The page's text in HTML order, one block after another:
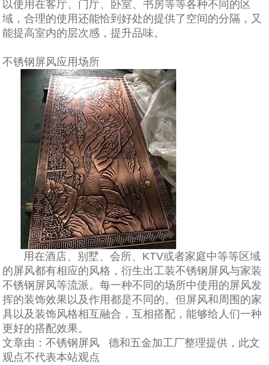
以使用在客厅、门厅、卧室、书房等等各种不同的区
域，合理的使用还能恰到好处的提供了空间的分隔，又
能提高室内的层次感，提升品味。
不锈钢屏风应用场所
用在酒店、别墅、会所、KTV或者家庭中等等区域
的屏风都有相应的风格，衍生出工装不锈钢屏风与家装
不锈钢屏风等流派。每一种不同的场所中使用的屏风发
挥的装饰效果以及作用都是不同的。但屏风和周围的家
具以及装饰风格相互融合，互相搭配，能够给人们一种
更好的搭配效果。
文章由：不锈钢屏风 德和五金加工厂整理提供，此文
观点不代表本站观点